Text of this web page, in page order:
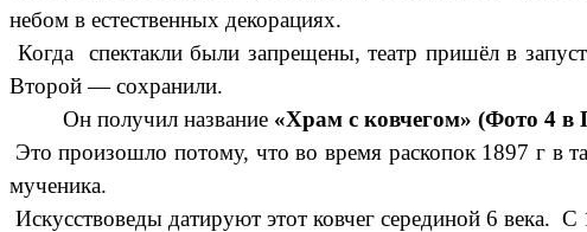
небом в естественных декорациях.
Когда спектакли были запрещены, театр пришёл в
Второй — сохранили.
Он получил название «Храм с ковчегом» (Фото 4 в
Это произошло потому, что во время раскопок 1897 г в
мученика.
Искусствоведы датируют этот ковчег серединой 6 века.